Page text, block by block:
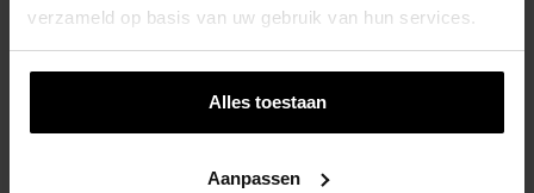
verzameld op basis van uw gebruik van hun services.
Alles toestaan
Aanpassen
Blue Rabbit Crossfit Speeltoren
€819,00